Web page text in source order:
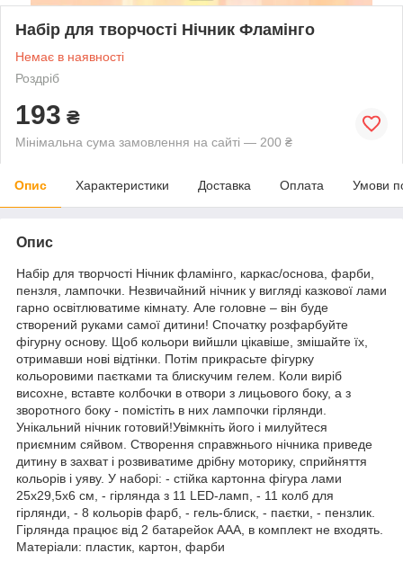
Набір для творчості Нічник Фламінго
Немає в наявності
Роздріб
193 ₴
Мінімальна сума замовлення на сайті — 200 ₴
Опис Характеристики Доставка Оплата Умови
Опис
Набір для творчості Нічник фламінго, каркас/основа, фарби,
пензля, лампочки. Незвичайний нічник у вигляді казкової лами
гарно освітлюватиме кімнату. Але головне – він буде
створений руками самої дитини! Спочатку розфарбуйте
фігурну основу. Щоб кольори вийшли цікавіше, змішайте їх,
отримавши нові відтінки. Потім прикрасьте фігурку
кольоровими паєтками та блискучим гелем. Коли виріб
висохне, вставте колбочки в отвори з лицьового боку, а з
зворотного боку - помістіть в них лампочки гірлянди.
Унікальний нічник готовий!Увімкніть його і милуйтеся
приємним сяйвом. Створення справжнього нічника приведе
дитину в захват і розвиватиме дрібну моторику, сприйняття
кольорів і уяву. У наборі: - стійка картонна фігура лами
25х29,5х6 см, - гірлянда з 11 LED-ламп, - 11 колб для
гірлянди, - 8 кольорів фарб, - гель-блиск, - паєтки, - пензлик.
Гірлянда працює від 2 батарейок ААА, в комплект не входять.
Матеріали: пластик, картон, фарби